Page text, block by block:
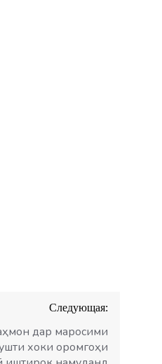
Следующая:
дар маросими
хоки оромгоҳи